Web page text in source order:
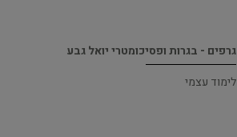
גרפים - בגרות ופסיכומטרי יואל גבע
לימוד עצמי